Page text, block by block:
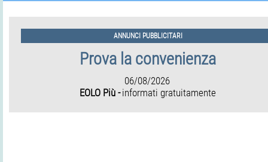
ANNUNCI PUBBLICITARI
Prova la convenienza
06/08/2026
EOLO Più -informati gratuitamente